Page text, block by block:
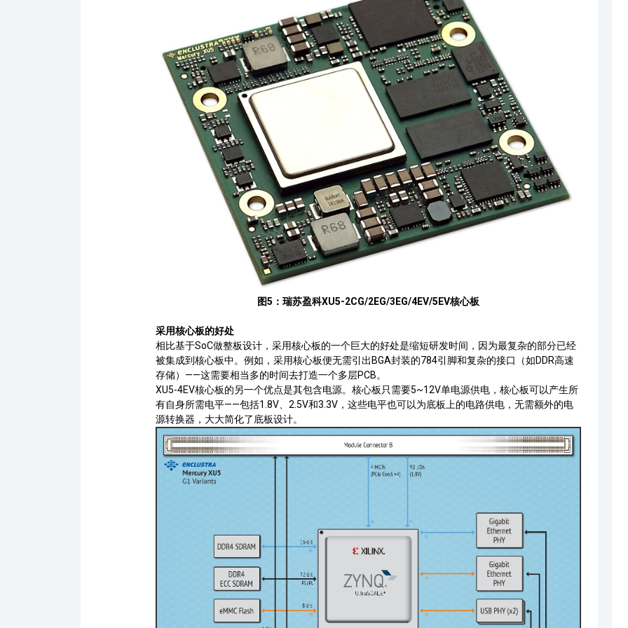
图5：瑞苏盈科XU5-2CG/2EG/3EG/4EV/5EV核心板
采用核心板的好处
相比基于SoC做整板设计，采用核心板的一个巨大的好处是缩短研发时间，因为最复杂的部分已经
被集成到核心板中。例如，采用核心板便无需引出 BGA封装的784引脚和复杂的接口（如DDR高速
存储）——这需要相当多的时间去打造一个多层PCB。
XU5-4EV核心板的另一个优点是其包含电源。核心板只需要5~12V单电源供电，核心板可以产生所
有自身所需电平——包括1.8V、2.5V和3.3V，这些电平也可以为底板上的电路供电，无需额外的电
源转换器，大大简化了底板设计。